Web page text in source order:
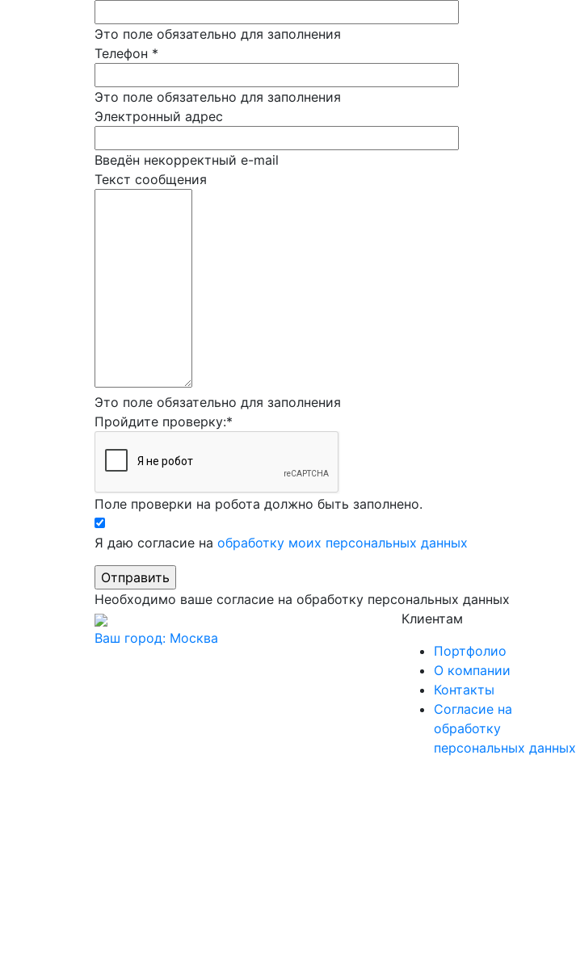
Это поле обязательно для заполнения
Телефон *
Это поле обязательно для заполнения
Электронный адрес
Введён некорректный e-mail
Текст сообщения
Это поле обязательно для заполнения
Пройдите проверку:*
Поле проверки на робота должно быть заполнено.
Я даю согласие на обработку моих персональных данных
Необходимо ваше согласие на обработку персональных данных
Ваш город: Москва
Клиентам
Портфолио
О компании
Контакты
Согласие на
обработку
персональных данных